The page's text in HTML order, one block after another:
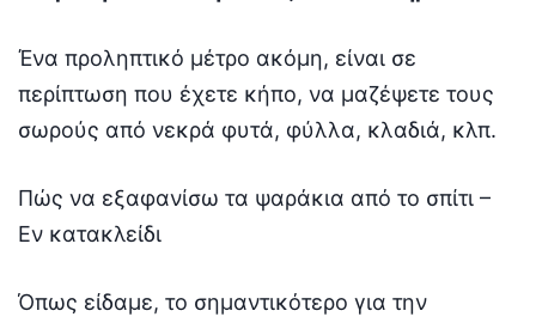
Ένα προληπτικό μέτρο ακόμη, είναι σε
περίπτωση που έχετε κήπο, να μαζέψετε τους
σωρούς από νεκρά φυτά, φύλλα, κλαδιά, κλπ.
Πώς να εξαφανίσω τα ψαράκια από το σπίτι –
Εν κατακλείδι
Όπως είδαμε, το σημαντικότερο για την